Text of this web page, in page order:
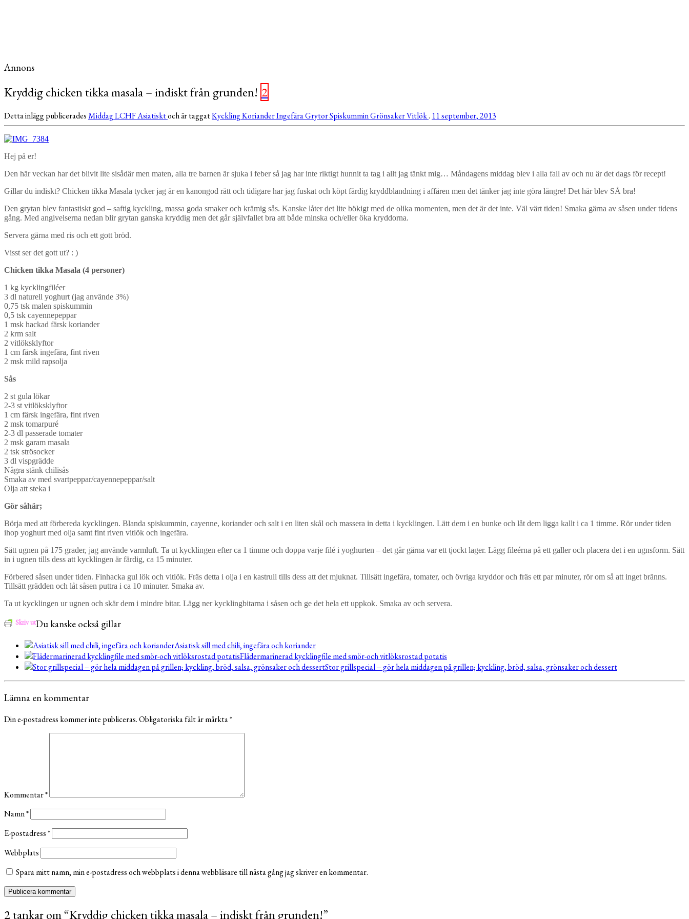
Annons
Kryddig chicken tikka masala – indiskt från grunden! 2
Detta inlägg publiceradesMiddagLCHFAsiatisktoch är taggatKycklingKorianderIngefäraGrytorSpiskumminGrönsakerVitlök. 11 september, 2013
Hej på er!
Den här veckan har det blivit lite sisådär men maten, alla tre barnen är sjuka i feber så jag har inte riktigt hunnit ta tag i allt jag tänkt mig… Måndagens middag blev i alla fall av och nu är det dags för recept!
Gillar du indiskt? Chicken tikka Masala tycker jag är en kanongod rätt och tidigare har jag fuskat och köpt färdig kryddblandning i affären men det tänker jag inte göra längre! Det här blev SÅ bra!
Den grytan blev fantastiskt god – saftig kyckling, massa goda smaker och krämig sås. Kanske låter det lite bökigt med de olika momenten, men det är det inte. Väl värt tiden! Smaka gärna av såsen under tidens
gång. Med angivelserna nedan blir grytan ganska kryddig men det går självfallet bra att både minska och/eller öka kryddorna.
Servera gärna med ris och ett gott bröd.
Visst ser det gott ut? : )
Chicken tikka Masala (4 personer)
1 kg kycklingfiléer
3 dl naturell yoghurt (jag använde 3%)
0,75 tsk malen spiskummin
0,5 tsk cayennepeppar
1 msk hackad färsk koriander
2 krm salt
2 vitlöksklyftor
1 cm färsk ingefära, fint riven
2 msk mild rapsolja
Sås
2 st gula lökar
2-3 st vitlöksklyftor
1 cm färsk ingefära, fint riven
2 msk tomarpuré
2-3 dl passerade tomater
2 msk garam masala
2 tsk strösocker
3 dl vispgrädde
Några stänk chilisås
Smaka av med svartpeppar/cayennepeppar/salt
Olja att steka i
Gör såhär;
Börja med att förbereda kycklingen. Blanda spiskummin, cayenne, koriander och salt i en liten skål och massera in detta i kycklingen. Lätt dem i en bunke och låt dem ligga kallt i ca 1 timme. Rör under tiden
ihop yoghurt med olja samt fint riven vitlök och ingefära.
Sätt ugnen på 175 grader, jag använde varmluft. Ta ut kycklingen efter ca 1 timme och doppa varje filé i yoghurten – det går gärna var ett tjockt lager. Lägg fileérna på ett galler och placera det i en ugnsform. Sätt
in i ugnen tills dess att kycklingen är färdig, ca 15 minuter.
Förbered såsen under tiden. Finhacka gul lök och vitlök. Fräs detta i olja i en kastrull tills dess att det mjuknat. Tillsätt ingefära, tomater, och övriga kryddor och fräs ett par minuter, rör om så att inget bränns.
Tillsätt grädden och låt såsen puttra i ca 10 minuter. Smaka av.
Ta ut kycklingen ur ugnen och skär dem i mindre bitar. Lägg ner kycklingbitarna i såsen och ge det hela ett uppkok. Smaka av och servera.
Skriv utDu kanske också gillar
Asiatisk sill med chili, ingefära och koriander
Flädermarinerad kycklingfile med smör-och vitlöksrostad potatis
Stor grillspecial – gör hela middagen på grillen; kyckling, bröd, salsa, grönsaker och dessert
Lämna en kommentar
Din e-postadress kommer inte publiceras.Obligatoriska fält är märkta*
Kommentar*
Namn*
E-postadress*
Webbplats
Spara mitt namn, min e-postadress och webbplats i denna webbläsare till nästa gång jag skriver en kommentar.
2 tankar om “Kryddig chicken tikka masala – indiskt från grunden!”